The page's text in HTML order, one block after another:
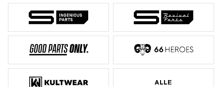
ALLE